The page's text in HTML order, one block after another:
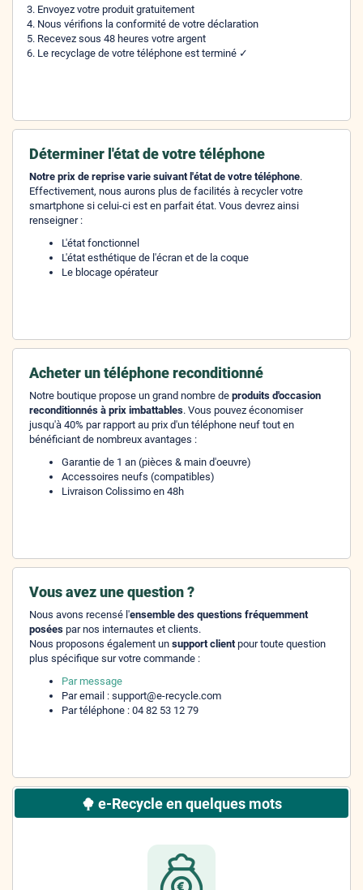
Envoyez votre produit gratuitement
Nous vérifions la conformité de votre déclaration
Recevez sous 48 heures votre argent
Le recyclage de votre téléphone est terminé ✓
Déterminer l'état de votre téléphone
Notre prix de reprise varie suivant l'état de votre téléphone.
Effectivement, nous aurons plus de facilités à recycler votre
smartphone si celui-ci est en parfait état. Vous devrez ainsi
renseigner :
L'état fonctionnel
L'état esthétique de l'écran et de la coque
Le blocage opérateur
Acheter un téléphone reconditionné
Notre boutique propose un grand nombre de produits d'occasion
reconditionnés à prix imbattables. Vous pouvez économiser
jusqu'à 40% par rapport au prix d'un téléphone neuf tout en
bénéficiant de nombreux avantages :
Garantie de 1 an (pièces & main d'oeuvre)
Accessoires neufs (compatibles)
Livraison Colissimo en 48h
Vous avez une question ?
Nous avons recensé l'ensemble des questions fréquemment
posées par nos internautes et clients.
Nous proposons également un support clientpour toute question
plus spécifique sur votre commande :
Par message
Par email : support@e-recycle.com
Par téléphone : 04 82 53 12 79
e-Recycle en quelques mots